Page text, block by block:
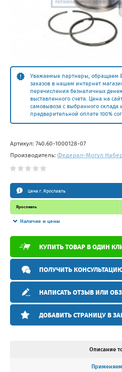
Уважаемые партнеры, обращаем
заказов в нашем интернет
перечисления безналичных
выставленного счета. Цена на
самовывоза с выбранного склада
предварительной оплате 100%
Артикул: 740.60-1000128-07
Производитель: Федерал-Могул
Цена г. Ярославль
Ярославль
Наличие и цены
КУПИТЬ ТОВАР В ОДИН
ПОЛУЧИТЬ
НАПИСАТЬ ОТЗЫВ ИЛИ
ДОБАВИТЬ СТРАНИЦУ В
Описание